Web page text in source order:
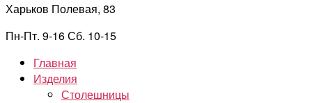
Харьков Полевая, 83
Пн-Пт. 9-16 Сб. 10-15
Главная
Изделия
Столешницы